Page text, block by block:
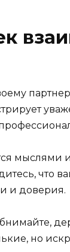
что
и доверия.
но